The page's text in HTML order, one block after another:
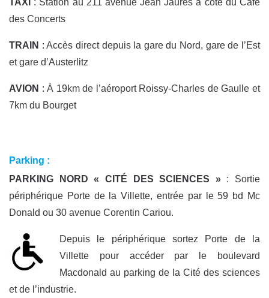
des Concerts
TRAIN : Accès direct depuis la gare du Nord, gare de l’Est
et gare d’Austerlitz
AVION : À 19km de l’aéroport Roissy-Charles de Gaulle et
7km du Bourget
Parking :
PARKING NORD « CITÉ DES SCIENCES » : Sortie
périphérique Porte de la Villette, entrée par le 59 bd Mc
Donald ou 30 avenue Corentin Cariou.
Depuis le périphérique sortez Porte de la
Villette pour accéder par le boulevard
Macdonald au parking de la Cité des sciences
et de l’industrie.